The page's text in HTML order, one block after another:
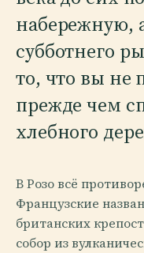
субботнего
то, что вы не
прежде чем
хлебного
В Розо всё
Французские
британских
собор из